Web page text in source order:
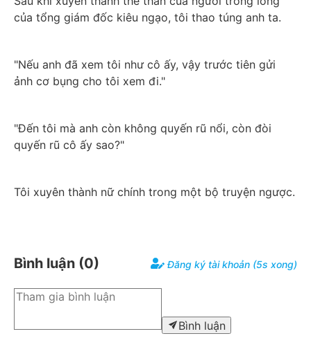
của tổng giám đốc kiêu ngạo, tôi thao túng anh ta.
"Nếu anh đã xem tôi như cô ấy, vậy trước tiên gửi
ảnh cơ bụng cho tôi xem đi."
"Đến tôi mà anh còn không quyến rũ nổi, còn đòi
quyến rũ cô ấy sao?"
Tôi xuyên thành nữ chính trong một bộ truyện ngược.
Bình luận (0) Đăng ký tài khoản (5s xong)
Bình luận